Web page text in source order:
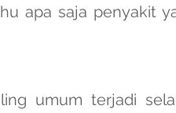
apa saja penyakit
umum terjadi